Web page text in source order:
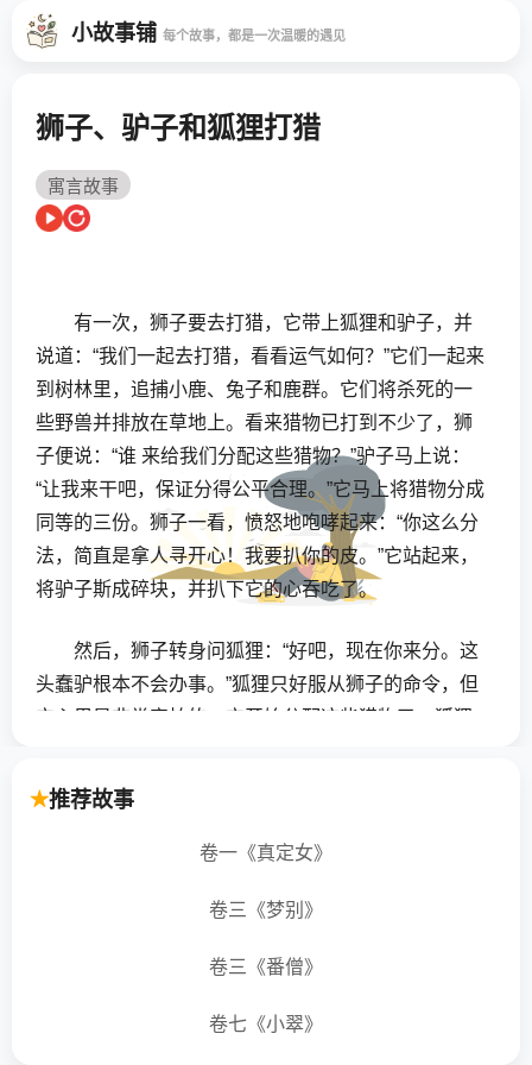
小故事铺 每个故事，都是一次温暖的遇见
狮子、驴子和狐狸打猎
寓言故事
有一次，狮子要去打猎，它带上狐狸和驴子，并
说道：“我们一起去打猎，看看运气如何？”它们一起来
到树林里，追捕小鹿、兔子和鹿群。它们将杀死的一
些野兽并排放在草地上。看来猎物已打到不少了，狮
子便说：“谁 来给我们分配这些猎物？”驴子马上说：
“让我来干吧，保证分得公平合理。”它马上将猎物分成
同等的三份。狮子一看，愤怒地咆哮起来：“你这么分
法，简直是拿人寻开心！我要扒你的皮。”它站起来，
将驴子斯成碎块，并扒下它的心吞吃了。
然后，狮子转身问狐狸：“好吧，现在你来分。这
头蠢驴根本不会办事。”狐狸只好服从狮子的命令，但
它心里是非常害怕的。它开始分配这些猎物了。狐狸
的一小块。此时，狮子才满意地说：
“你确实是一个聪明人。不过，请告诉我，你是从
起来，使我懂得，应该怎样同狮子一起分东西。”
看到亲友遭难,常能引以为戒；谁已牢记在心，暂
推荐故事
卷一《真定女》
卷三《梦别》
卷三《番僧》
卷七《小翠》